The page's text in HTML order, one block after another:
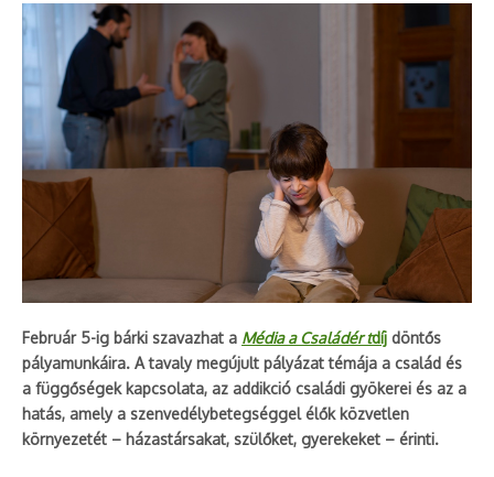
Február 5-ig bárki szavazhat a Média a Családér tdíj döntős
pályamunkáira. A tavaly megújult pályázat témája a család és
a függőségek kapcsolata, az addikció családi gyökerei és az a
hatás, amely a szenvedélybetegséggel élők közvetlen
környezetét – házastársakat, szülőket, gyerekeket – érinti.